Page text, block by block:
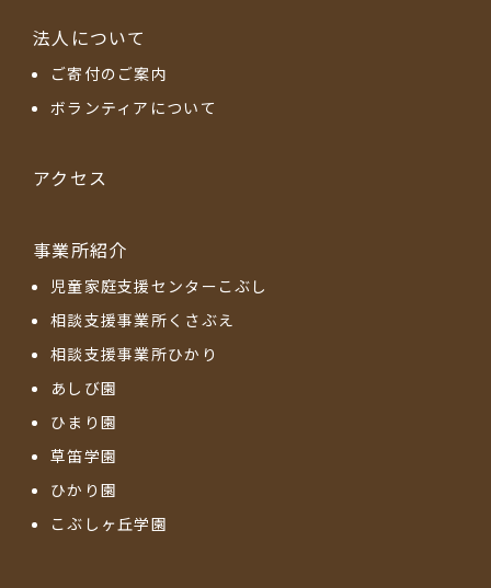
法人について
ご寄付のご案内
ボランティアについて
アクセス
事業所紹介
児童家庭支援センターこぶし
相談支援事業所くさぶえ
相談支援事業所ひかり
あしび園
ひまり園
草笛学園
ひかり園
こぶしヶ丘学園